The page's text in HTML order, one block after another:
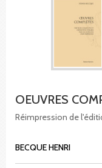
OEUVRES
Réimpression de
BECQUE HENRI